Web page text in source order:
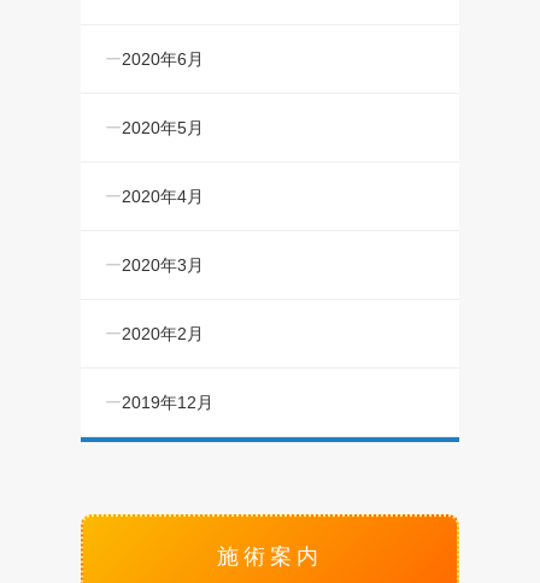
2020年6月
2020年5月
2020年4月
2020年3月
2020年2月
2019年12月
施術案内